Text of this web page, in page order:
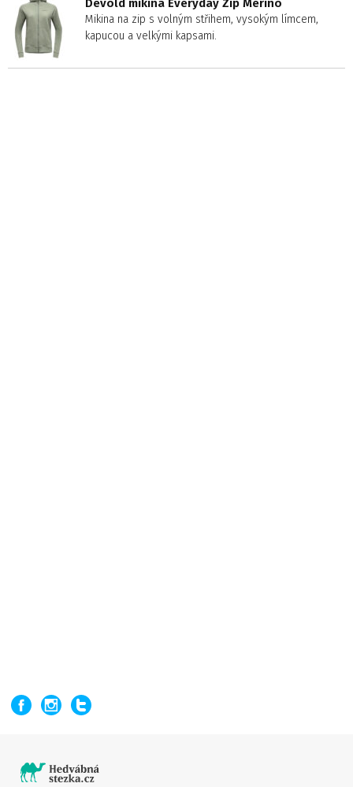
Devold mikina Everyday Zip Merino
Mikina na zip s volným střihem, vysokým límcem,
kapucou a velkými kapsami.